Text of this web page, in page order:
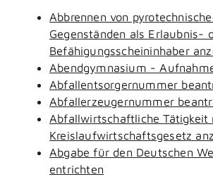
Abbrennen von
Gegenständen als Erlaubnis-
Befähigungsscheininhaber
Abendgymnasium -
Abfallentsorgernummer
Abfallerzeugernummer
Abfallwirtschaftliche Tätigkeit
Kreislaufwirtschaftsgesetz
Abgabe für den Deutschen
entrichten